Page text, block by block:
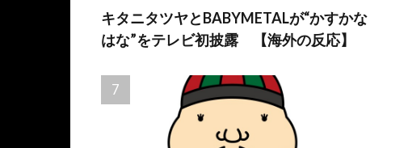
キタニタツヤとBABYMETALが“かすかな
はな”をテレビ初披露 【海外の反応】